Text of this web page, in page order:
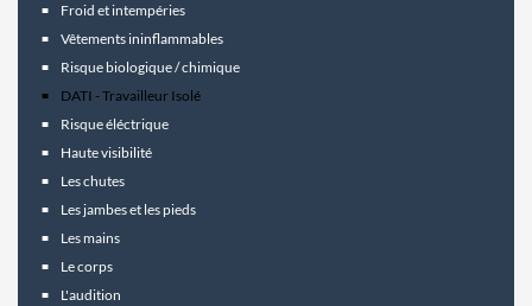
Froid et intempéries
Vêtements ininflammables
Risque biologique / chimique
DATI - Travailleur Isolé
Risque éléctrique
Haute visibilité
Les chutes
Les jambes et les pieds
Les mains
Le corps
L'audition